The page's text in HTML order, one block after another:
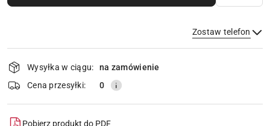
Zostaw telefon
Wyślij
Dostępność
i
dostawa
Wysyłka w ciągu:
na zamówienie
Cena przesyłki:
0
Pobierz produkt do PDF